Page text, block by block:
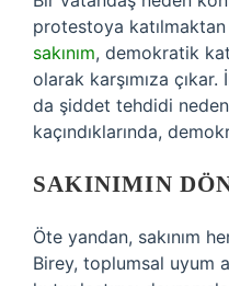
protestoya
sakınım, demokratik
olarak karşımıza çıkar.
da şiddet tehdidi
kaçındıklarında,
SAKINIMIN
Öte yandan, sakınım
Birey, toplumsal uyum